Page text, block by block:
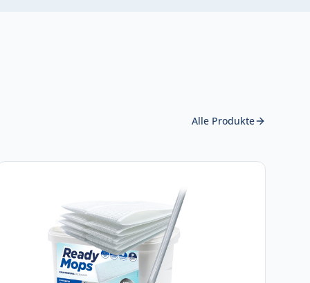
Alle Produkte